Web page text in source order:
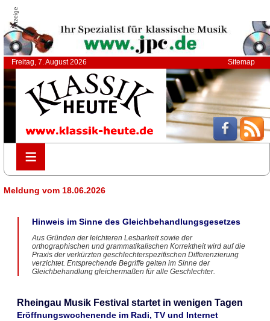
Anzeige
Freitag, 7. August 2026 Sitemap
≡
≡
Meldung vom 18.06.2026
Hinweis im Sinne des Gleichbehandlungsgesetzes
Aus Gründen der leichteren Lesbarkeit sowie der
orthographischen und grammatikalischen Korrektheit wird auf die
Praxis der verkürzten geschlechterspezifischen Differenzierung
verzichtet. Entsprechende Begriffe gelten im Sinne der
Gleichbehandlung gleichermaßen für alle Geschlechter.
Rheingau Musik Festival startet in wenigen Tagen
Eröffnungswochenende im Radi, TV und Internet